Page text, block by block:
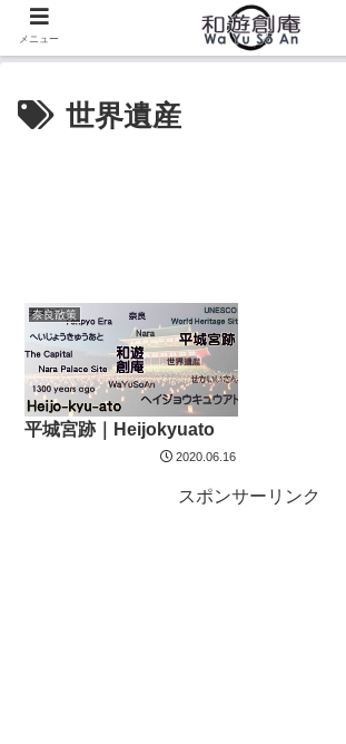
世界遺産
奈良散策
平城宮跡｜Heijokyuato
2020.06.16
スポンサーリンク
メニュー